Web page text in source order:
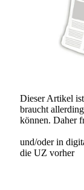
Dieser Artikel
braucht
können. Daher
und/oder in
die UZ vorher